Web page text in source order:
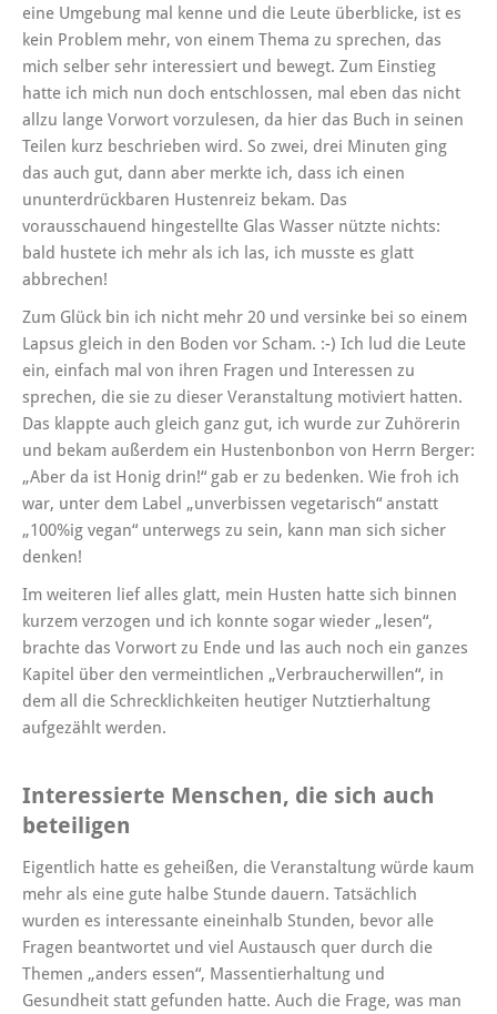
eine Umgebung mal kenne und die Leute überblicke, ist es
kein Problem mehr, von einem Thema zu sprechen, das
mich selber sehr interessiert und bewegt. Zum Einstieg
hatte ich mich nun doch entschlossen, mal eben das nicht
allzu lange Vorwort vorzulesen, da hier das Buch in seinen
Teilen kurz beschrieben wird. So zwei, drei Minuten ging
das auch gut, dann aber merkte ich, dass ich einen
ununterdrückbaren Hustenreiz bekam. Das
vorausschauend hingestellte Glas Wasser nützte nichts:
bald hustete ich mehr als ich las, ich musste es glatt
abbrechen!
Zum Glück bin ich nicht mehr 20 und versinke bei so einem
Lapsus gleich in den Boden vor Scham. :-) Ich lud die Leute
ein, einfach mal von ihren Fragen und Interessen zu
sprechen, die sie zu dieser Veranstaltung motiviert hatten.
Das klappte auch gleich ganz gut, ich wurde zur Zuhörerin
und bekam außerdem ein Hustenbonbon von Herrn Berger:
„Aber da ist Honig drin!“ gab er zu bedenken. Wie froh ich
war, unter dem Label „unverbissen vegetarisch“ anstatt
„100%ig vegan“ unterwegs zu sein, kann man sich sicher
denken!
Im weiteren lief alles glatt, mein Husten hatte sich binnen
kurzem verzogen und ich konnte sogar wieder „lesen“,
brachte das Vorwort zu Ende und las auch noch ein ganzes
Kapitel über den vermeintlichen „Verbraucherwillen“, in
dem all die Schrecklichkeiten heutiger Nutztierhaltung
aufgezählt werden.
Interessierte Menschen, die sich auch
beteiligen
Eigentlich hatte es geheißen, die Veranstaltung würde kaum
mehr als eine gute halbe Stunde dauern. Tatsächlich
wurden es interessante eineinhalb Stunden, bevor alle
Fragen beantwortet und viel Austausch quer durch die
Themen „anders essen“, Massentierhaltung und
Gesundheit statt gefunden hatte. Auch die Frage, was man